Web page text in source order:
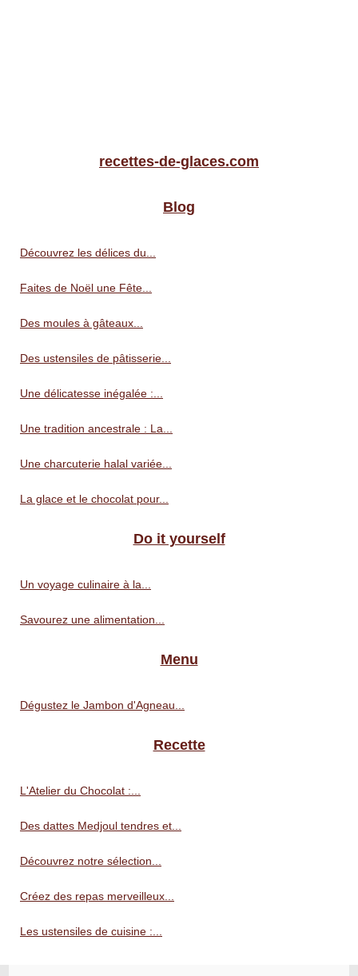
recettes-de-glaces.com
Blog
Découvrez les délices du...
Faites de Noël une Fête...
Des moules à gâteaux...
Des ustensiles de pâtisserie...
Une délicatesse inégalée :...
Une tradition ancestrale : La...
Une charcuterie halal variée...
La glace et le chocolat pour...
Do it yourself
Un voyage culinaire à la...
Savourez une alimentation...
Menu
Dégustez le Jambon d'Agneau...
Recette
L'Atelier du Chocolat :...
Des dattes Medjoul tendres et...
Découvrez notre sélection...
Créez des repas merveilleux...
Les ustensiles de cuisine :...